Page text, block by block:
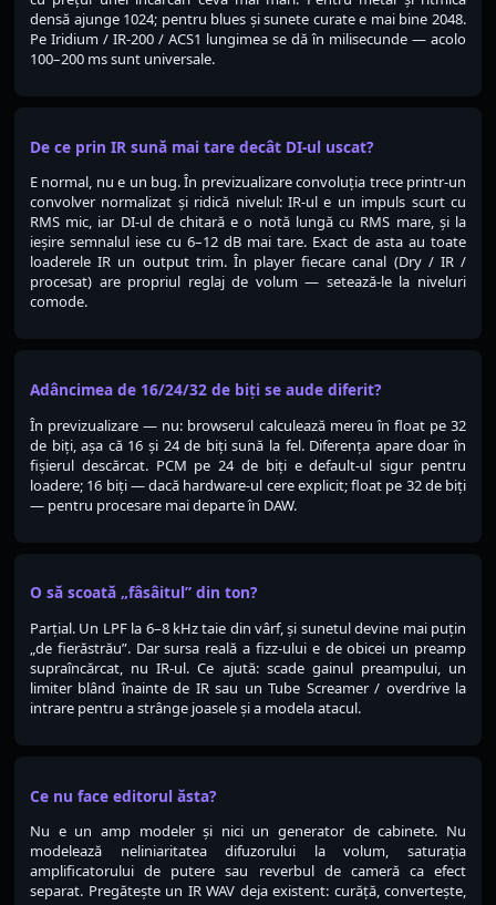
densă ajunge 1024; pentru blues și sunete curate e mai bine 2048.
Pe Iridium / IR-200 / ACS1 lungimea se dă în milisecunde — acolo
100–200 ms sunt universale.
De ce prin IR sună mai tare decât DI-ul uscat?
E normal, nu e un bug. În previzualizare convoluția trece printr-un
convolver normalizat și ridică nivelul: IR-ul e un impuls scurt cu
RMS mic, iar DI-ul de chitară e o notă lungă cu RMS mare, și la
ieșire semnalul iese cu 6–12 dB mai tare. Exact de asta au toate
loaderele IR un output trim. În player fiecare canal (Dry / IR /
procesat) are propriul reglaj de volum — setează-le la niveluri
comode.
Adâncimea de 16/24/32 de biți se aude diferit?
În previzualizare — nu: browserul calculează mereu în float pe 32
de biți, așa că 16 și 24 de biți sună la fel. Diferența apare doar în
fișierul descărcat. PCM pe 24 de biți e default-ul sigur pentru
loadere; 16 biți — dacă hardware-ul cere explicit; float pe 32 de biți
— pentru procesare mai departe în DAW.
O să scoată „fâsâitul” din ton?
Parțial. Un LPF la 6–8 kHz taie din vârf, și sunetul devine mai puțin
„de fierăstrău”. Dar sursa reală a fizz-ului e de obicei un preamp
supraîncărcat, nu IR-ul. Ce ajută: scade gainul preampului, un
limiter blând înainte de IR sau un Tube Screamer / overdrive la
intrare pentru a strânge joasele și a modela atacul.
Ce nu face editorul ăsta?
Nu e un amp modeler și nici un generator de cabinete. Nu
modelează neliniaritatea difuzorului la volum, saturația
amplificatorului de putere sau reverbul de cameră ca efect
separat. Pregătește un IR WAV deja existent: curăță, convertește,